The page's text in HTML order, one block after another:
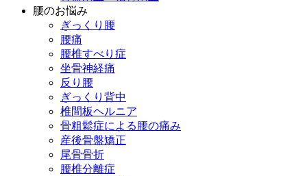
腰のお悩み
ぎっくり腰
腰痛
腰椎すべり症
坐骨神経痛
反り腰
ぎっくり背中
椎間板ヘルニア
骨粗鬆症による腰の痛み
産後骨盤矯正
尾骨骨折
腰椎分離症